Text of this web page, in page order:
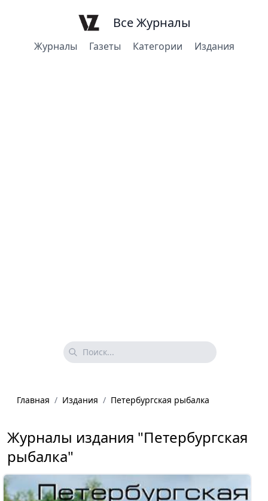
Журналы Газеты Категории Издания
Все Журналы
Главная / Издания / Петербургская рыбалка
Журналы издания "Петербургская
рыбалка"